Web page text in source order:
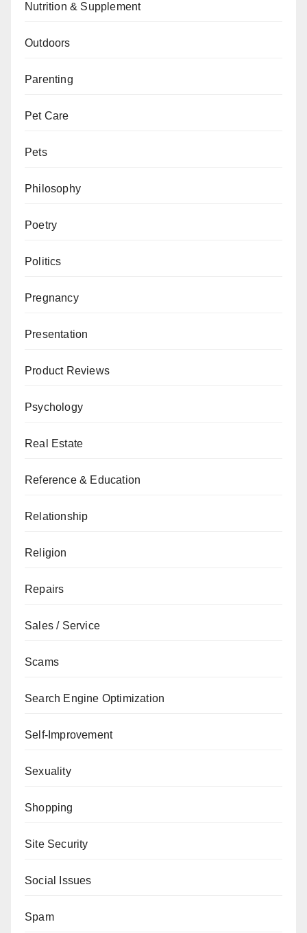
Nutrition & Supplement
Outdoors
Parenting
Pet Care
Pets
Philosophy
Poetry
Politics
Pregnancy
Presentation
Product Reviews
Psychology
Real Estate
Reference & Education
Relationship
Religion
Repairs
Sales / Service
Scams
Search Engine Optimization
Self-Improvement
Sexuality
Shopping
Site Security
Social Issues
Spam